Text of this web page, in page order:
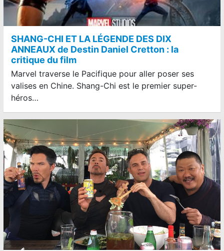
SHANG-CHI ET LA LÉGENDE DES DIX
ANNEAUX de Destin Daniel Cretton : la
critique du film
Marvel traverse le Pacifique pour aller poser ses
valises en Chine. Shang-Chi est le premier super-
héros…